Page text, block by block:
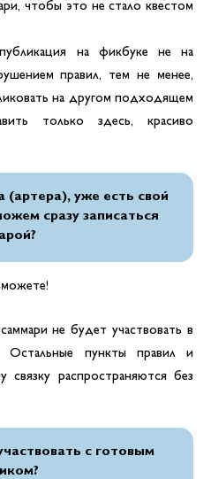
чтобы это не стало квестом
на фикбуке не на
правил, тем не менее,
на другом подходящем
только здесь, красиво
(артера), уже есть свой
сразу записаться
не будет участвовать в
Остальные пункты правил и
распространяются без
с готовым